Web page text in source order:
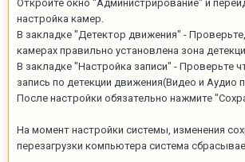
Откройте окно "Администрирование" и
настройка камер.
В закладке "Детектор движения" -
камерах правильно установлена зона
В закладке "Настройка записи" - Проверьте
запись по детекции движения(Видео и Аудио
После настройки обязательно нажмите
На момент настройки системы, изменения
перезагрузки компьютера система